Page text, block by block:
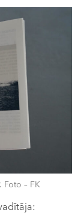
Foto – FK